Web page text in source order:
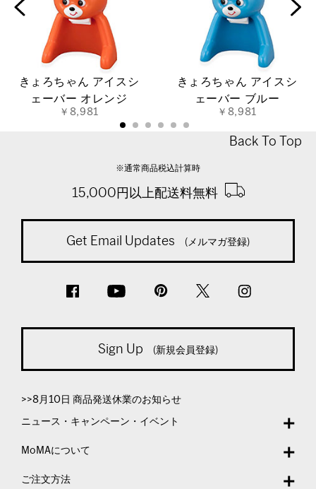
きょろちゃん アイスシ
ェーバー オレンジ
￥8,981
きょろちゃん アイスシ
ェーバー ブルー
￥8,981
Back To Top
※通常商品税込計算時
15,000円以上配送料無料
Get Email Updates (メルマガ登録)
Sign Up (新規会員登録)
>>8月10日 商品発送休業のお知らせ
ニュース・キャンペーン・イベント
MoMAについて
ご注文方法